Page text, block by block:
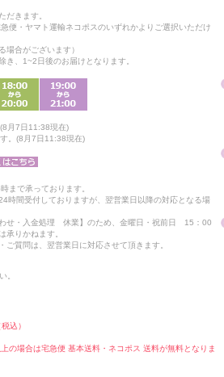
だきます。
便・ヤマト運輸ネコポスのいずれかよりご選択いただけ
場合がございます）
き、1~2日後のお届けとなります。
月7日11:38現在)
。(8月7日11:38現在)
まで承っております。
時間受付しておりますが、翌営業日以降の対応となる場
せ・入金処理 休業】のため、金曜日・祝前日 15：00
承りかねます。
ご質問は、翌営業日に対応させて頂きます。
。
込）
の場合は宅急便 基本送料・ネコポス 送料が無料となりま